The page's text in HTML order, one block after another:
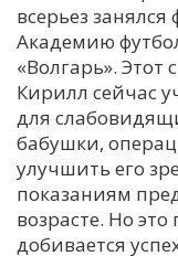
всерьез
Академию
«Волгарь». Этот
Кирилл сейчас
для
бабушки,
улучшить его
показаниям
возрасте. Но
добивается